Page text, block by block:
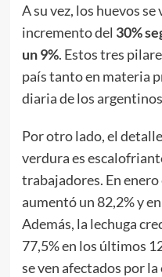
A su vez, los huevos
incremento del 30%
un 9%. Estos tres
país tanto en materia
diaria de los
Por otro lado, el
verdura es
trabajadores. En
aumentó un 82,2% y
Además, la lechuga
77,5% en los últimos
se ven afectados por